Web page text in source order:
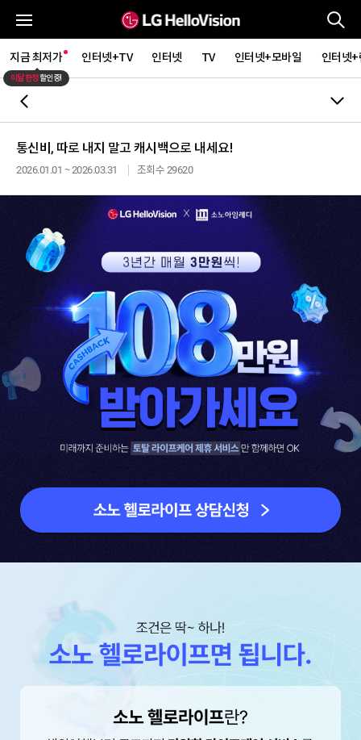
지금 최저가 인터넷+TV 인터넷 TV 인터넷+모바일 인터넷+
이달 한정할인중!
통신비, 따로 내지 말고 캐시백으로 내세요!
2026.01.01 ~ 2026.03.31 조회수 29620